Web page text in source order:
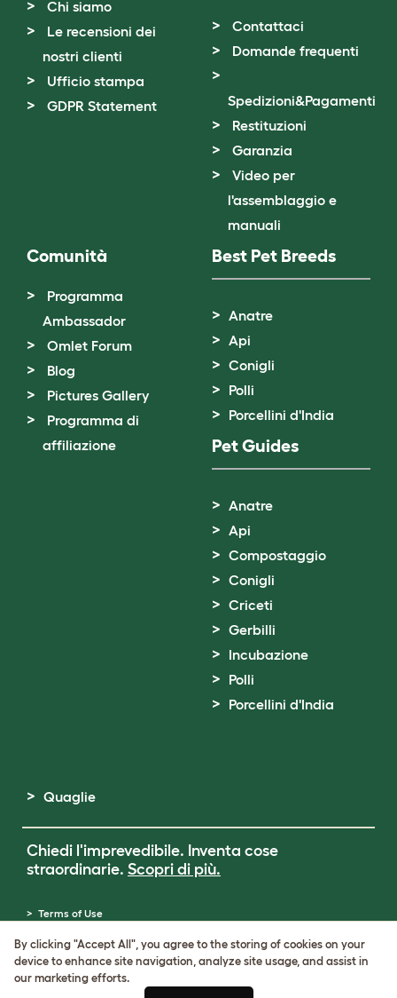
Chi siamo
Le recensioni dei
nostri clienti
Ufficio stampa
GDPR Statement
Contattaci
Domande frequenti
Spedizioni&Pagamenti
Restituzioni
Garanzia
Video per
l'assemblaggio e
manuali
Comunità
Programma
Ambassador
Omlet Forum
Blog
Pictures Gallery
Programma di
affiliazione
Best Pet Breeds
Anatre
Api
Conigli
Polli
Porcellini d'India
Pet Guides
Anatre
Api
Compostaggio
Conigli
Criceti
Gerbilli
Incubazione
Polli
Porcellini d'India
Quaglie
Chiedi l'imprevedibile. Inventa cose
straordinarie. Scopri di più.
Terms of Use
Cookie Settings
Sitemap
By clicking "Accept All", you agree to the storing of cookies on your
device to enhance site navigation, analyze site usage, and assist in
our marketing efforts.